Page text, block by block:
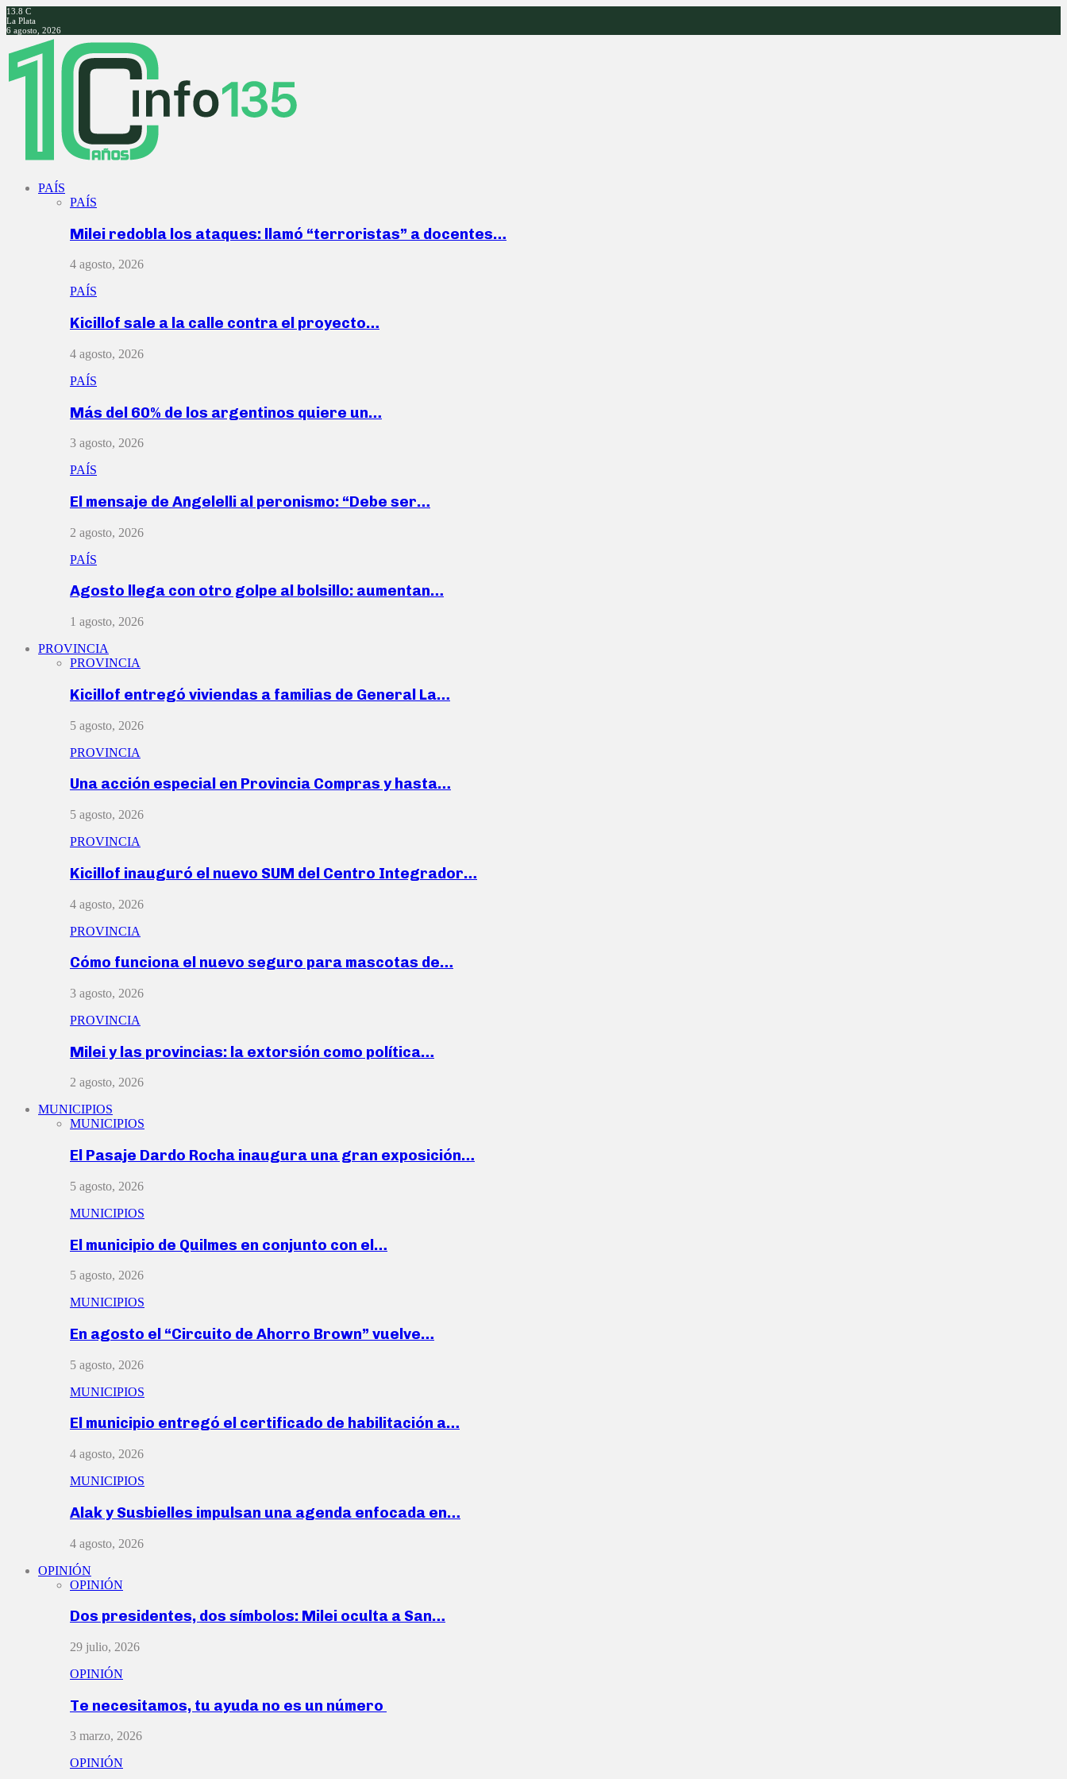
13.8 C
La Plata
6 agosto, 2026
Facebook
Twitter
Instagram
Youtube
PAÍS
PAÍS
Milei redobla los ataques: llamó “terroristas” a docentes…
4 agosto, 2026
PAÍS
Kicillof sale a la calle contra el proyecto…
4 agosto, 2026
PAÍS
Más del 60% de los argentinos quiere un…
3 agosto, 2026
PAÍS
El mensaje de Angelelli al peronismo: “Debe ser…
2 agosto, 2026
PAÍS
Agosto llega con otro golpe al bolsillo: aumentan…
1 agosto, 2026
PROVINCIA
PROVINCIA
Kicillof entregó viviendas a familias de General La…
5 agosto, 2026
PROVINCIA
Una acción especial en Provincia Compras y hasta…
5 agosto, 2026
PROVINCIA
Kicillof inauguró el nuevo SUM del Centro Integrador…
4 agosto, 2026
PROVINCIA
Cómo funciona el nuevo seguro para mascotas de…
3 agosto, 2026
PROVINCIA
Milei y las provincias: la extorsión como política…
2 agosto, 2026
MUNICIPIOS
MUNICIPIOS
El Pasaje Dardo Rocha inaugura una gran exposición…
5 agosto, 2026
MUNICIPIOS
El municipio de Quilmes en conjunto con el…
5 agosto, 2026
MUNICIPIOS
En agosto el “Circuito de Ahorro Brown” vuelve…
5 agosto, 2026
MUNICIPIOS
El municipio entregó el certificado de habilitación a…
4 agosto, 2026
MUNICIPIOS
Alak y Susbielles impulsan una agenda enfocada en…
4 agosto, 2026
OPINIÓN
OPINIÓN
Dos presidentes, dos símbolos: Milei oculta a San…
29 julio, 2026
OPINIÓN
Te necesitamos, tu ayuda no es un número
3 marzo, 2026
OPINIÓN